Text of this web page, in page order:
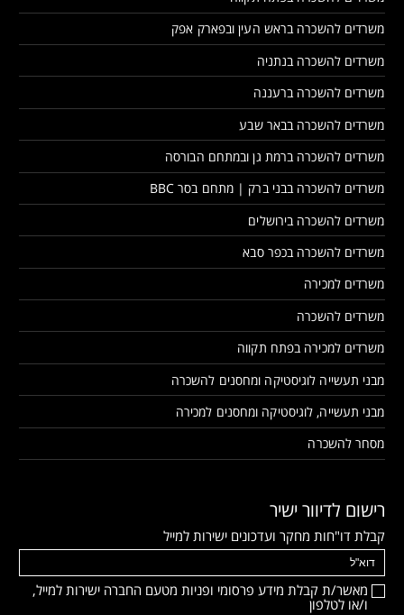
משרדים להשכרה בראש העין ובפארק אפק
משרדים להשכרה בנתניה
משרדים להשכרה ברעננה
משרדים להשכרה בבאר שבע
משרדים להשכרה ברמת גן ובמתחם הבורסה
משרדים להשכרה בבני ברק | מתחם בסר BBC
משרדים להשכרה בירושלים
משרדים להשכרה בכפר סבא
משרדים למכירה
משרדים להשכרה
משרדים למכירה בפתח תקווה
מבני תעשייה לוגיסטיקה ומחסנים להשכרה
מבני תעשייה, לוגיסטיקה ומחסנים למכירה
מסחר להשכרה
רישום לדיוור ישיר
קבלת דו"חות מחקר ועדכונים ישירות למייל
מאשר/ת קבלת מידע פרסומי ופניות מטעם החברה ישירות למייל,
ו/או לטלפון